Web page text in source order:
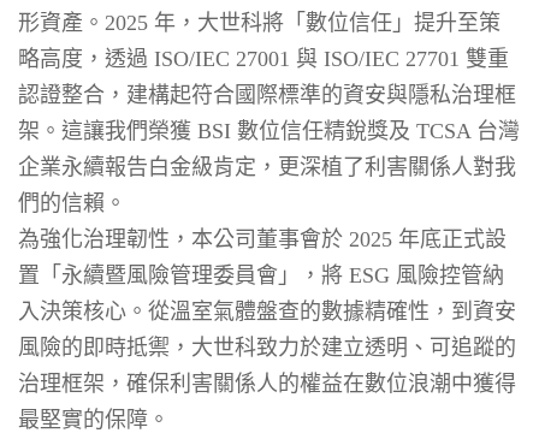
形資產。2025 年，大世科將「數位信任」提升至策
略高度，透過 ISO/IEC 27001 與 ISO/IEC 27701 雙重
認證整合，建構起符合國際標準的資安與隱私治理框
架。這讓我們榮獲 BSI 數位信任精銳獎及 TCSA 台灣
企業永續報告白金級肯定，更深植了利害關係人對我
們的信賴。
為強化治理韌性，本公司董事會於 2025 年底正式設
置「永續暨風險管理委員會」，將 ESG 風險控管納
入決策核心。從溫室氣體盤查的數據精確性，到資安
風險的即時抵禦，大世科致力於建立透明、可追蹤的
治理框架，確保利害關係人的權益在數位浪潮中獲得
最堅實的保障。